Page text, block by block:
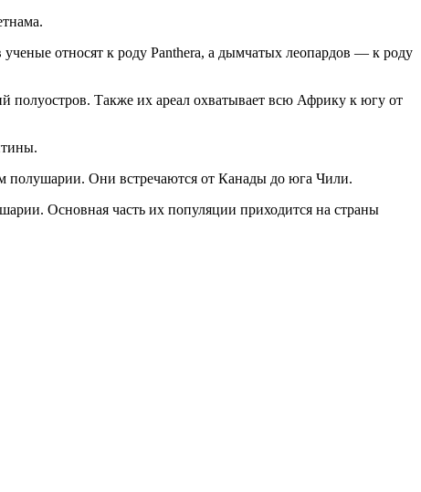
относят к роду Panthera, а дымчатых леопардов — к роду
Также их ареал охватывает всю Африку к югу от
полушарии. Они встречаются от Канады до юга Чили.
Основная часть их популяции приходится на страны